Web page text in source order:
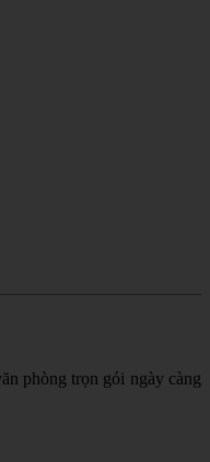
phòng trọn gói ngày càng